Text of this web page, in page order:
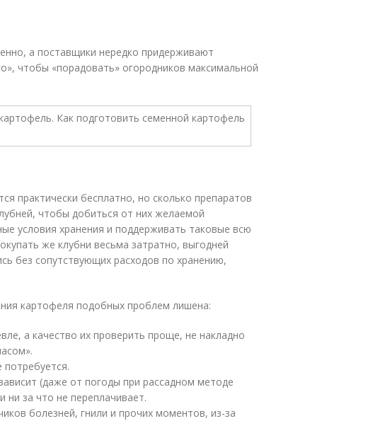
а поставщики нередко придерживают
чтобы «порадовать» огородников максимальной
практически бесплатно, но сколько препаратов
чтобы добиться от них желаемой
условия хранения и поддерживать таковые всю
же клубни весьма затратно, выгодней
без сопутствующих расходов по хранению,
картофеля подобных проблем лишена:
а качество их проверить проще, не накладно
потребуется.
(даже от погоды при рассадном методе
за что не переплачивает.
болезней, гнили и прочих моментов, из-за